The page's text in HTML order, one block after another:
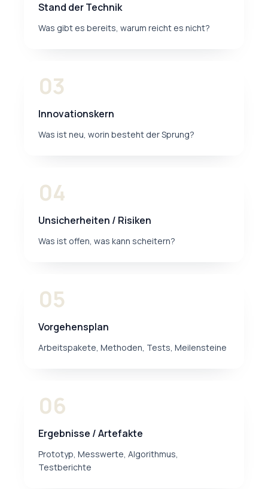
Stand der Technik
Was gibt es bereits, warum reicht es nicht?
03
Innovationskern
Was ist neu, worin besteht der Sprung?
04
Unsicherheiten / Risiken
Was ist offen, was kann scheitern?
05
Vorgehensplan
Arbeitspakete, Methoden, Tests, Meilensteine
06
Ergebnisse / Artefakte
Prototyp, Messwerte, Algorithmus,
Testberichte